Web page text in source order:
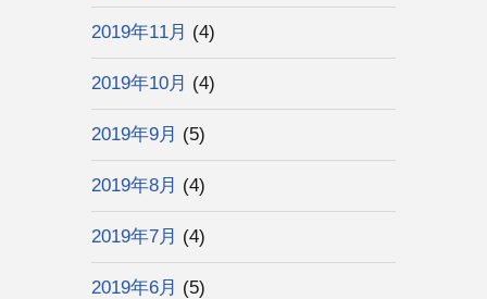
2019年11月 (4)
2019年10月 (4)
2019年9月 (5)
2019年8月 (4)
2019年7月 (4)
2019年6月 (5)